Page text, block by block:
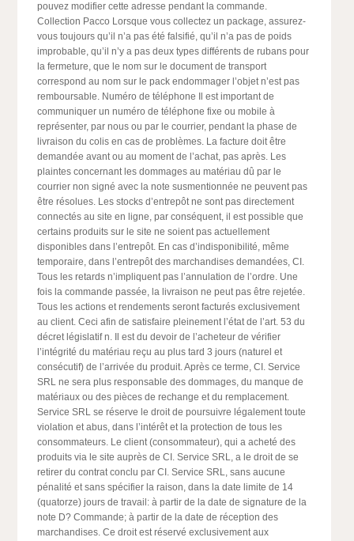
pouvez modifier cette adresse pendant la commande.
Collection Pacco Lorsque vous collectez un package, assurez-
vous toujours qu’il n’a pas été falsifié, qu’il n’a pas de poids
improbable, qu’il n’y a pas deux types différents de rubans pour
la fermeture, que le nom sur le document de transport
correspond au nom sur le pack endommager l’objet n’est pas
remboursable. Numéro de téléphone Il est important de
communiquer un numéro de téléphone fixe ou mobile à
représenter, par nous ou par le courrier, pendant la phase de
livraison du colis en cas de problèmes. La facture doit être
demandée avant ou au moment de l’achat, pas après. Les
plaintes concernant les dommages au matériau dû par le
courrier non signé avec la note susmentionnée ne peuvent pas
être résolues. Les stocks d’entrepôt ne sont pas directement
connectés au site en ligne, par conséquent, il est possible que
certains produits sur le site ne soient pas actuellement
disponibles dans l’entrepôt. En cas d’indisponibilité, même
temporaire, dans l’entrepôt des marchandises demandées, CI.
Tous les retards n’impliquent pas l’annulation de l’ordre. Une
fois la commande passée, la livraison ne peut pas être rejetée.
Tous les actions et rendements seront facturés exclusivement
au client. Ceci afin de satisfaire pleinement l’état de l’art. 53 du
décret législatif n. Il est du devoir de l’acheteur de vérifier
l’intégrité du matériau reçu au plus tard 3 jours (naturel et
consécutif) de l’arrivée du produit. Après ce terme, CI. Service
SRL ne sera plus responsable des dommages, du manque de
matériaux ou des pièces de rechange et du remplacement.
Service SRL se réserve le droit de poursuivre légalement toute
violation et abus, dans l’intérêt et la protection de tous les
consommateurs. Le client (consommateur), qui a acheté des
produits via le site auprès de CI. Service SRL, a le droit de se
retirer du contrat conclu par CI. Service SRL, sans aucune
pénalité et sans spécifier la raison, dans la date limite de 14
(quatorze) jours de travail: à partir de la date de signature de la
note D? Commande; à partir de la date de réception des
marchandises. Ce droit est réservé exclusivement aux